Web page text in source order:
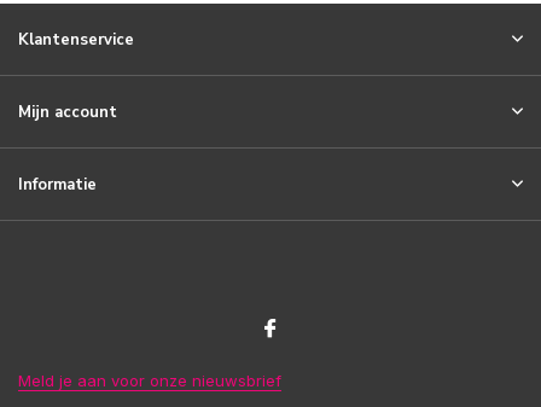
Klantenservice
Mijn account
Informatie
Meld je aan voor onze nieuwsbrief